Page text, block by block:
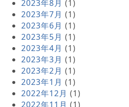
2023年8月 (1)
2023年7月 (1)
2023年6月 (1)
2023年5月 (1)
2023年4月 (1)
2023年3月 (1)
2023年2月 (1)
2023年1月 (1)
2022年12月 (1)
2022年11月 (1)